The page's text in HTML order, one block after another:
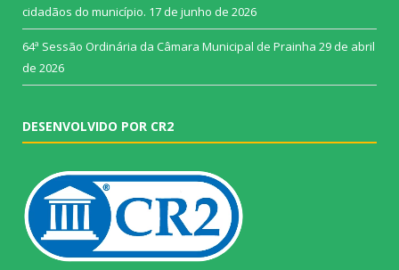
cidadãos do município. 17 de junho de 2026
64ª Sessão Ordinária da Câmara Municipal de Prainha 29 de abril
de 2026
DESENVOLVIDO POR CR2